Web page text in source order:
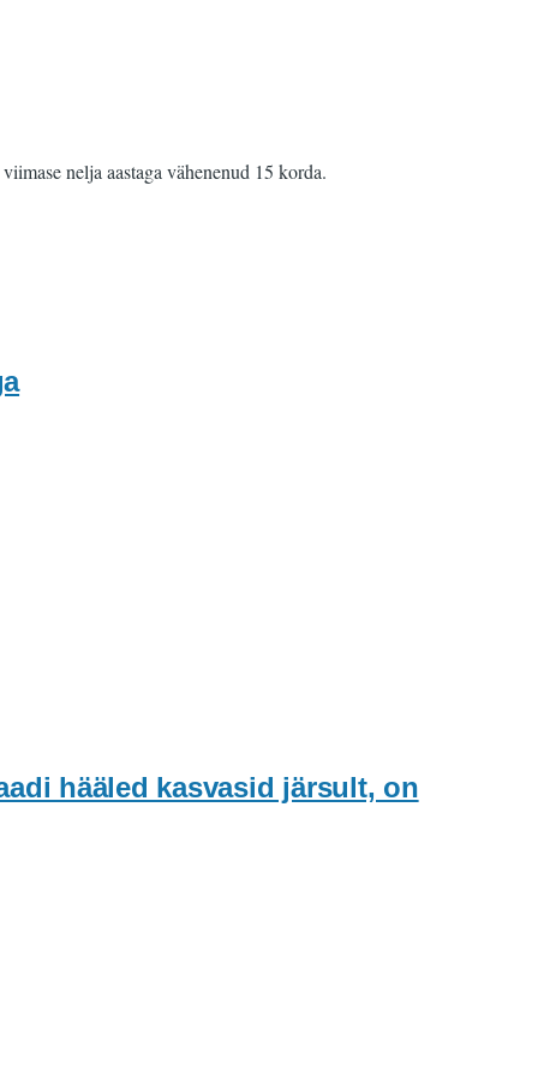
nelja aastaga vähenenud 15 korda.
hääled kasvasid järsult, on